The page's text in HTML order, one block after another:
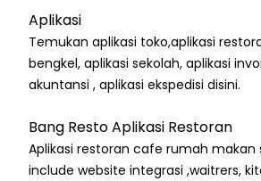
Aplikasi
Temukan aplikasi toko,aplikasi
bengkel, aplikasi sekolah, aplikasi
akuntansi , aplikasi ekspedisi disini.
Bang Resto Aplikasi Restoran
Aplikasi restoran cafe rumah makan
include website integrasi ,waitrers,